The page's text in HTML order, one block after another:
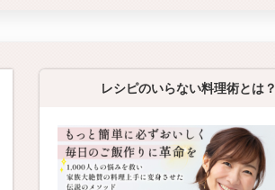
レシピのいらない料理術とは？